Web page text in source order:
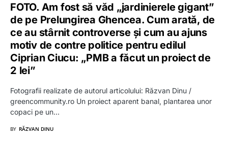
FOTO. Am fost să văd „jardinierele gigant”
de pe Prelungirea Ghencea. Cum arată, de
ce au stârnit controverse și cum au ajuns
motiv de contre politice pentru edilul
Ciprian Ciucu: „PMB a făcut un proiect de
2 lei”
Fotografii realizate de autorul articolului: Răzvan Dinu /
greencommunity.ro Un proiect aparent banal, plantarea unor
copaci pe un…
BY RĂZVAN DINU